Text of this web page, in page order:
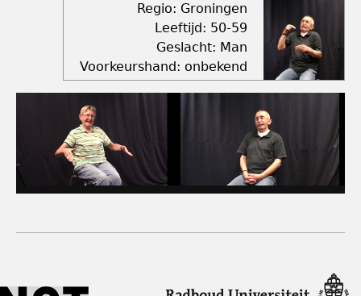
Regio: Groningen
Leeftijd: 50-59
Geslacht: Man
Voorkeurshand: onbekend